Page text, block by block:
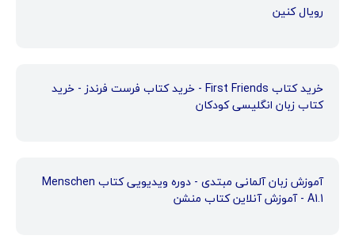
رویال کنین
خرید کتاب First Friends - خرید کتاب فرست فرندز - خرید
کتاب زبان انگلیسی کودکان
آموزش زبان آلمانی مبتدی - دوره ویدیویی کتاب Menschen
A1.1 - آموزش آنلاین کتاب منشن